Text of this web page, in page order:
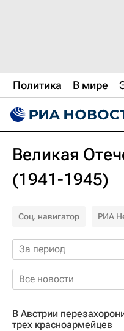
Политика В мире
Великая
(1941-1945)
Соц. навигатор РИА
За период
Все новости
В Австрии
трех красноармейцев